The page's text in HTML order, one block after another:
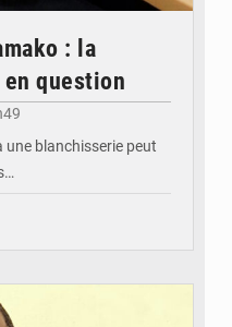
: la
question
une blanchisserie peut